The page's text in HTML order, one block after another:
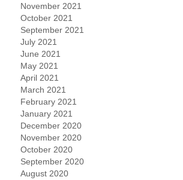
November 2021
October 2021
September 2021
July 2021
June 2021
May 2021
April 2021
March 2021
February 2021
January 2021
December 2020
November 2020
October 2020
September 2020
August 2020